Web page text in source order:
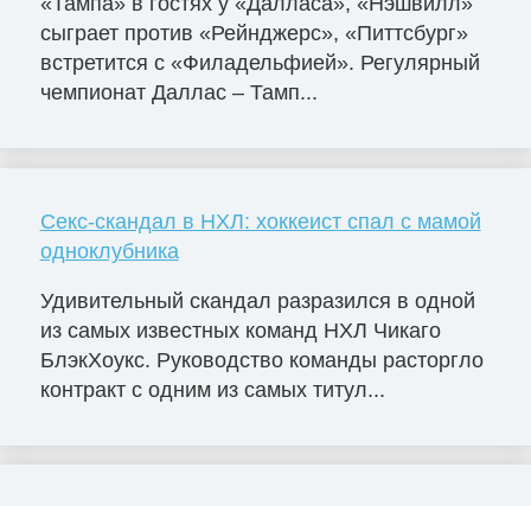
сыграет против «Рейнджерс», «Питтсбург»
встретится с «Филадельфией». Регулярный
чемпионат Даллас – Тамп...
Секс-скандал в НХЛ: хоккеист спал с мамой
одноклубника
Удивительный скандал разразился в одной
из самых известных команд НХЛ Чикаго
БлэкХоукс. Руководство команды расторгло
контракт с одним из самых титул...